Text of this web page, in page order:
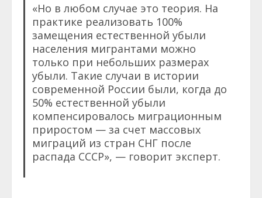
«Но в любом случае это теория. На
практике реализовать 100%
замещения естественной убыли
населения мигрантами можно
только при небольших размерах
убыли. Такие случаи в истории
современной России были, когда до
50% естественной убыли
компенсировалось миграционным
приростом — за счет массовых
миграций из стран СНГ после
распада СССР», — говорит эксперт.